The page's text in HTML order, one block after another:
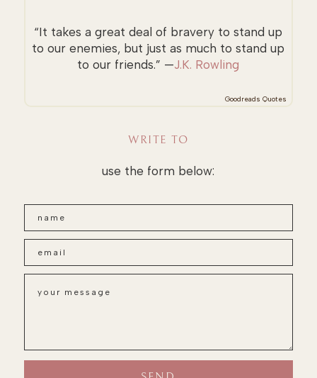
“It takes a great deal of bravery to stand up
to our enemies, but just as much to stand up
to our friends.” —J.K. Rowling
Goodreads Quotes
WRITE TO
use the form below: